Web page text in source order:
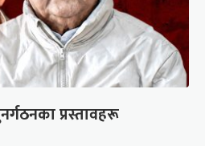
प्रस्तावहरू